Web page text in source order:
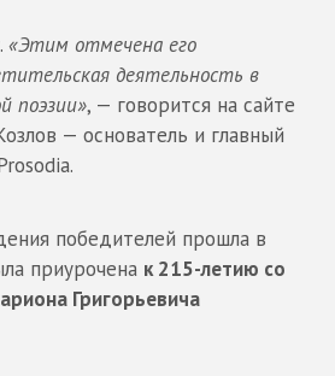
«Этим отмечена его
деятельность в
поэзии», — говорится на сайте
— основатель и главный
победителей прошла в
приурочена к 215-летию со
Григорьевича